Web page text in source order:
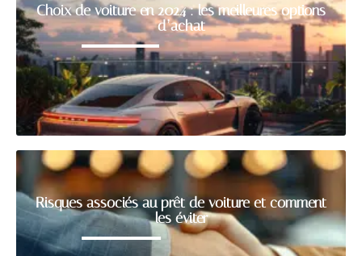
Choix de voiture en 2024 : les meilleures options
d’achat
Risques associés au prêt de voiture et comment
les éviter